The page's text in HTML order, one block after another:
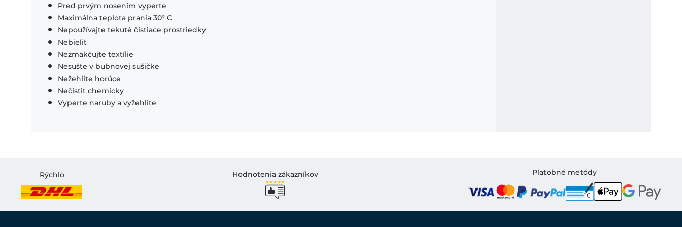
Pred prvým nosením vyperte
Maximálna teplota prania 30° C
Nepoužívajte tekuté čistiace prostriedky
Nebieliť
Nezmäkčujte textílie
Nesušte v bubnovej sušičke
Nežehlite horúce
Nečistiť chemicky
Vyperte naruby a vyžehlite
Rýchlo Hodnotenia zákazníkov Platobné metódy